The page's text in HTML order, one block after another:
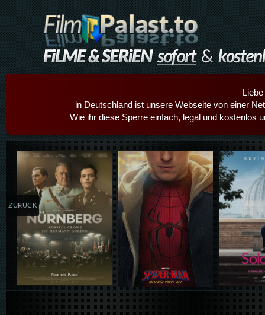
in Deutschland ist unsere Webseite von einer
Wie ihr diese Sperre einfach, legal und kostenlos
Details,Play Details,Play
ZURÜCK